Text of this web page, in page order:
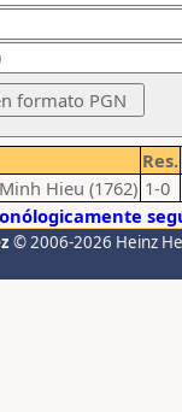
Res.
Hieu (1762) 1-0
© 2006-2026 Heinz